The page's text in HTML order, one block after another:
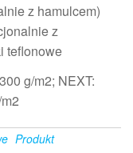
z hamulcem)
z
teflonowe
g/m2; NEXT:
Produkt